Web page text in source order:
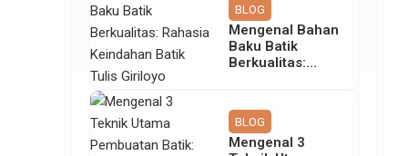
BLOG
Mengenal Bahan
Baku Batik
Berkualitas:
Tulis Giriloyo
BLOG
Mengenal 3